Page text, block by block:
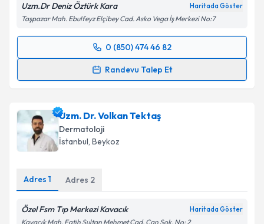
Metni'ni okudum ve kişisel verilerimin belirtilen
kapsamda işlenmesini kabul ediyorum.
Takvim Talebini Gönder
Uzm.Dr Deniz Öztürk Kara Haritada Göster
Taşpazar Mah. Ebulfeyz Elçibey Cad. Asko Vega İş Merkezi No:7
0 (850) 474 46 82
Randevu Talep Et
Randevu Takvimi Talebi
için bir takvim hazırlandığında e-posta ile
bilgilendireceğiz.
E-posta Adresiniz
Kişisel verilerimin işlenmesine ilişkin
Aydınlatma
Metni'ni okudum ve kişisel verilerimin belirtilen
Uzm. Dr. Volkan Tektaş
Dermatoloji
İstanbul, Beykoz
Adres 1 Adres 2
Özel Fsm Tıp Merkezi Kavacık Haritada Göster
Kavacık Mah. Fatih Sultan Mehmet Cad. Can Sok. No: 2